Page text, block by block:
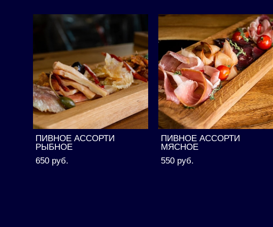
ПИВНОЕ АССОРТИ
РЫБНОЕ
650 pуб.
ПИВНОЕ АССОРТИ
МЯСНОЕ
550 pуб.